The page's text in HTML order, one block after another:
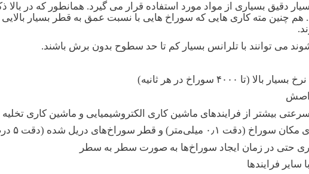
دقیق بسیاری از مواد مورد استفاده قرار می گیرد. همانطور که در بالا
می توانند با تلرانس بسیار کم تا حد سطوح بدون برش باشند.
سوراخ در هر ثانیه)
بیشتر از فرایندهای ماشین کاری الکتروشیمیایی و ماشین کاری تخلیه
دریل شده (دقت ۵ درصد قطر سوراخ)
حتی در زمان ایجاد سوراخ‌ها به صورت سطر به سطر
فرایندها